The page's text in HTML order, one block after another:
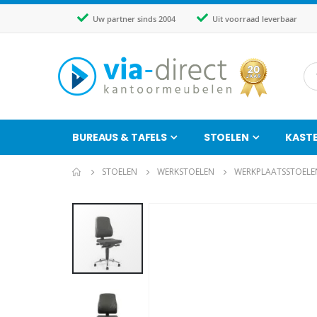
Uw partner sinds 2004 Uit voorraad leverbaar
BUREAUS & TAFELS STOELEN
STOELEN WERKSTOELEN
einde
van
afbeeldingen-